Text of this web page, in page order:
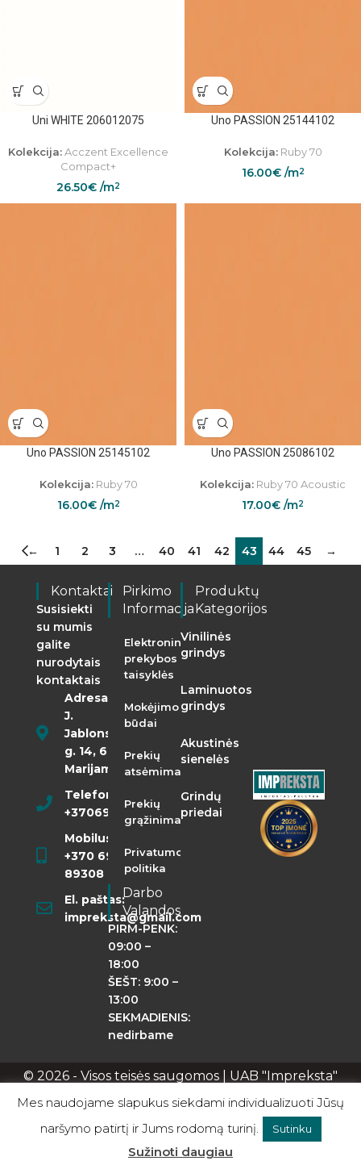
Uni WHITE 206012075
Kolekcija:Acczent Excellence
Compact+
26.50€ /m2
Uno PASSION 25144102
Kolekcija:Ruby 70
16.00€/m2
Uno PASSION 25145102
Kolekcija:Ruby 70
16.00€/m2
Uno PASSION 25086102
Kolekcija: Ruby 70 Acoustic
17.00€ /m2
← 1 2 3 … 40 41 42 43 44 45 →
Kontaktai
Susisiekti
su mumis
galite
nurodytais
kontaktais
Adresas:
J.
Jablonskio
g. 14, 68290
Marijampolė
Telefonas:
+37069855400
Mobilusis:
+370 698
89308
El. paštas:
impreksta@gmail.com
Pirkimo
Informacija
Elektroninės
prekybos
taisyklės
Mokėjimo
būdai
Prekių
atsėmimas
Prekių
grąžinimas
Privatumo
politika
Darbo
Valandos
PIRM-PENK:
09:00 –
18:00
ŠEŠT: 9:00 –
13:00
SEKMADIENIS:
nedirbame
Produktų
Kategorijos
Vinilinės
grindys
Laminuotos
grindys
Akustinės
sienelės
Grindų
priedai
© 2026 - Visos teisės saugomos | UAB "Impreksta"
Apie mus Kontaktai Privatumo politika
Mes naudojame slapukus siekdami individualizuoti Jūsų
naršymo patirtį ir Jums rodomą turinį.
Sutinku
Sužinoti daugiau